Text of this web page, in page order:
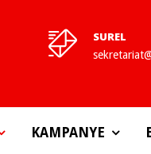
SUREL
KAMPANYE